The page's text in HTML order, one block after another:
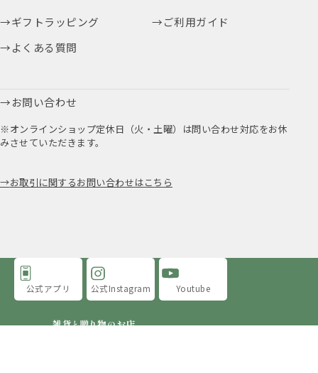
ギフトラッピング
ご利用ガイド
よくある質問
お問い合わせ
※オンラインショップ定休日（火・土曜）は問い合わせ対応をお休
みさせていただきます。
お取引に関するお問い合わせはこちら
公式アプリ 公式Instagram Youtube